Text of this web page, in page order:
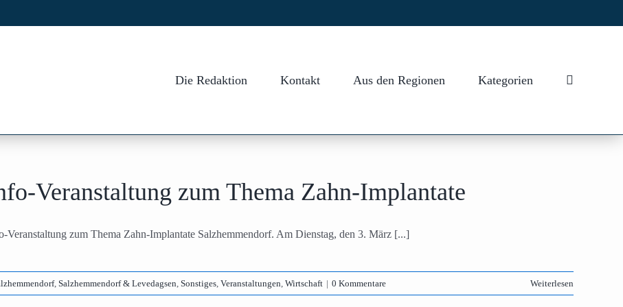
Die Redaktion Kontakt Aus den Regionen Kategorien
Veranstaltung zum Thema Zahn-Implantate
Veranstaltung zum Thema Zahn-Implantate Salzhemmendorf. Am Dienstag, den 3. März [...]
, Salzhemmendorf & Levedagsen, Sonstiges, Veranstaltungen, Wirtschaft | 0 Kommentare Weiterlesen